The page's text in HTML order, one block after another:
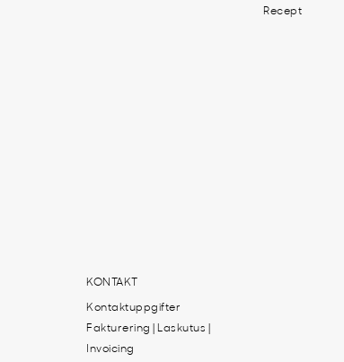
Recept
KONTAKT
Kontaktuppgifter
Fakturering | Laskutus |
Invoicing